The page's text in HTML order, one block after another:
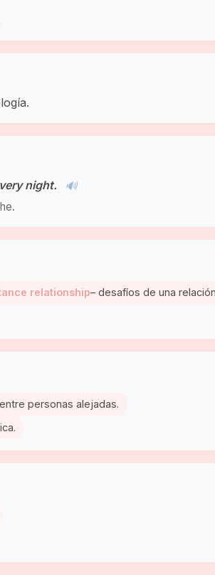
night. 🔊
relationship– desafíos de una
personas alejadas.